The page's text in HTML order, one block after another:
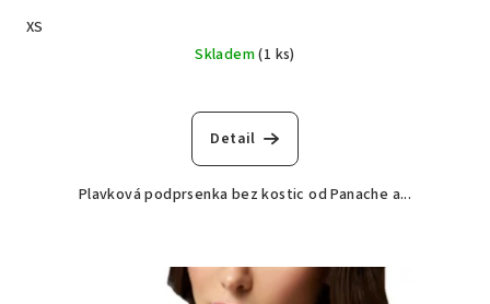
XS
Skladem(1 ks)
Detail
Plavková podprsenka bez kostic od Panache a...